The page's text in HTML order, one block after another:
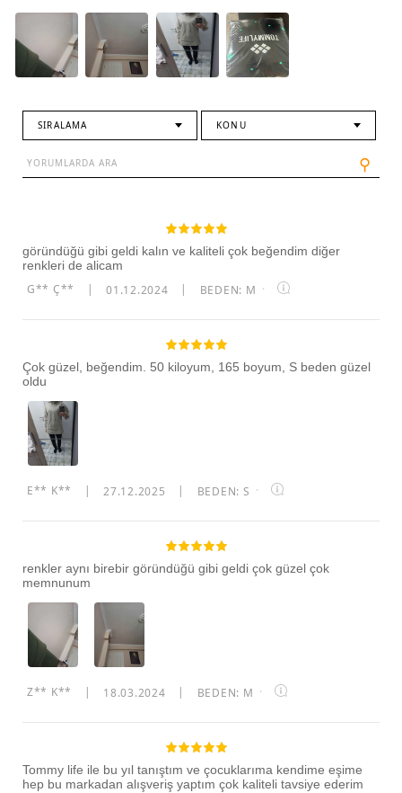
SIRALAMA KONU
⚲
göründüğü gibi geldi kalın ve kaliteli çok beğendim diğer
renkleri de alicam
G** Ç** 01.12.2024 BEDEN: M ·
Çok güzel, beğendim. 50 kiloyum, 165 boyum, S beden güzel
oldu
E** K** 27.12.2025 BEDEN: S ·
renkler aynı birebir göründüğü gibi geldi çok güzel çok
memnunum
Z** K** 18.03.2024 BEDEN: M ·
Tommy life ile bu yıl tanıştım ve çocuklarıma kendime eşime
hep bu markadan alışveriş yaptım çok kaliteli tavsiye ederim